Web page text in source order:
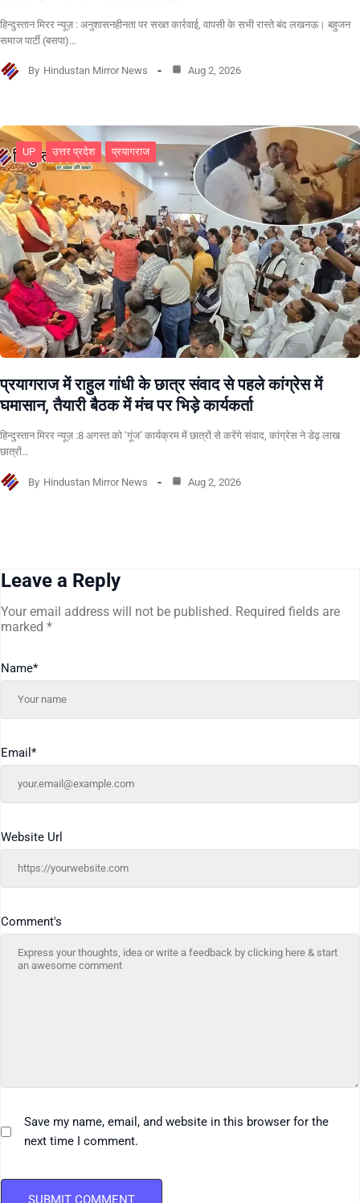
हिन्दुस्तान मिरर न्यूज़ : अनुशासनहीनता पर सख्त कार्रवाई, वापसी के सभी रास्ते बंद लखनऊ। बहुजन
समाज पार्टी (बसपा)…
By Hindustan Mirror News Aug 2, 2026
UP उत्तर प्रदेश प्रयागराज
प्रयागराज में राहुल गांधी के छात्र संवाद से पहले कांग्रेस में
घमासान, तैयारी बैठक में मंच पर भिड़े कार्यकर्ता
हिन्दुस्तान मिरर न्यूज़ :8 अगस्त को ‘गूंज’ कार्यक्रम में छात्रों से करेंगे संवाद, कांग्रेस ने डेढ़ लाख
छात्रों…
By Hindustan Mirror News Aug 2, 2026
Leave a Reply
Your email address will not be published. Required fields are
marked *
Comment's
Name*
Email *
Website Url
Save my name, email, and website in this browser for the
next time I comment.